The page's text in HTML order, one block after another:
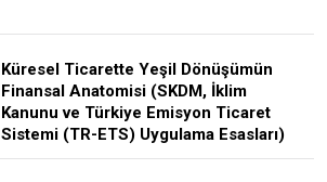
Küresel Ticarette Yeşil Dönüşümün
Finansal Anatomisi (SKDM, İklim
Kanunu ve Türkiye Emisyon Ticaret
Sistemi (TR-ETS) Uygulama Esasları)